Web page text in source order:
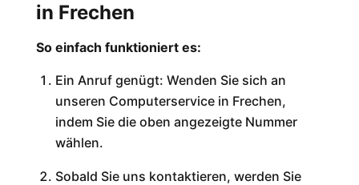
in Frechen
So einfach funktioniert es:
Ein Anruf genügt: Wenden Sie sich an
unseren Computerservice in Frechen,
indem Sie die oben angezeigte Nummer
wählen.
Sobald Sie uns kontaktieren, werden Sie